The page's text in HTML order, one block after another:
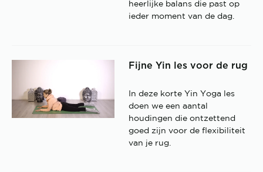
heerlijke balans die past op
ieder moment van de dag.
Fijne Yin les voor de rug
In deze korte Yin Yoga les
doen we een aantal
houdingen die ontzettend
goed zijn voor de flexibiliteit
van je rug.